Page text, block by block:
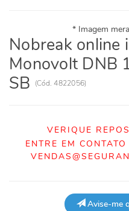
Nobreak online
Monovolt DNB
SB
(Cód.4822056)
VERIQUE
ENTRE EM
Avise-me